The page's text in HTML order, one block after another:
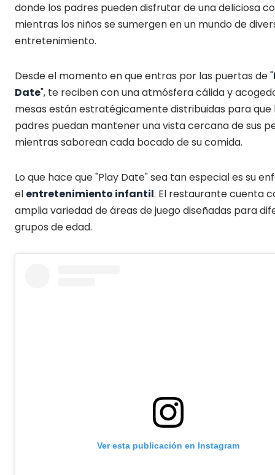
donde los padres pueden disfrutar de una deliciosa
mientras los niños se sumergen en un mundo de
entretenimiento.
Desde el momento en que entras por las puertas de "
Date", te reciben con una atmósfera cálida y
mesas están estratégicamente distribuidas para que
padres puedan mantener una vista cercana de sus
mientras saborean cada bocado de su comida.
Lo que hace que "Play Date" sea tan especial es su
el entretenimiento infantil. El restaurante cuenta
amplia variedad de áreas de juego diseñadas para
grupos de edad.
Ver esta publicación en Instagram